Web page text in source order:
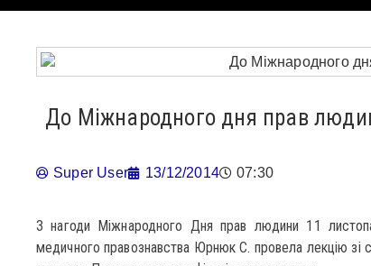
До Міжнародного дня прав
Super User 13/12/2014 07:30
З нагоди Міжнародного Дня прав людини 11
медичного правознавства Юрнюк С. провела лекцію